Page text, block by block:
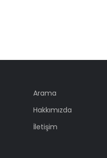
Arama
Hakkımızda
İletişim